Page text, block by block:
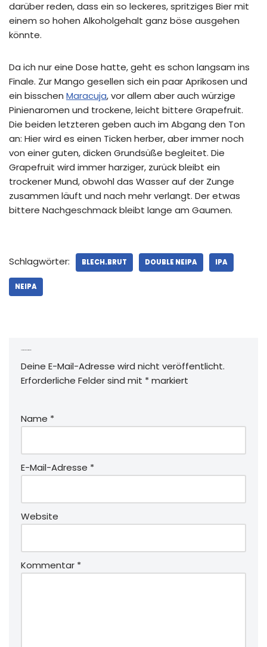
darüber reden, dass ein so leckeres, spritziges Bier mit
einem so hohen Alkoholgehalt ganz böse ausgehen
könnte.
Da ich nur eine Dose hatte, geht es schon langsam ins
Finale. Zur Mango gesellen sich ein paar Aprikosen und
ein bisschen Maracuja, vor allem aber auch würzige
Pinienaromen und trockene, leicht bittere Grapefruit.
Die beiden letzteren geben auch im Abgang den Ton
an: Hier wird es einen Ticken herber, aber immer noch
von einer guten, dicken Grundsüße begleitet. Die
Grapefruit wird immer harziger, zurück bleibt ein
trockener Mund, obwohl das Wasser auf der Zunge
zusammen läuft und nach mehr verlangt. Der etwas
bittere Nachgeschmack bleibt lange am Gaumen.
Schlagwörter: BLECH.BRUT DOUBLE NEIPA IPA
NEIPA
Deine E-Mail-Adresse wird nicht veröffentlicht.
Erforderliche Felder sind mit *markiert
Name *
E-Mail-Adresse *
Website
Kommentar *